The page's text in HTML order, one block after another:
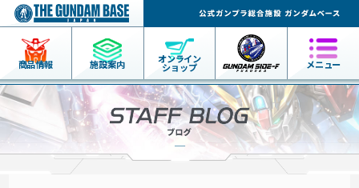
商品情報 施設案内 オンライン
ショップ メニュー